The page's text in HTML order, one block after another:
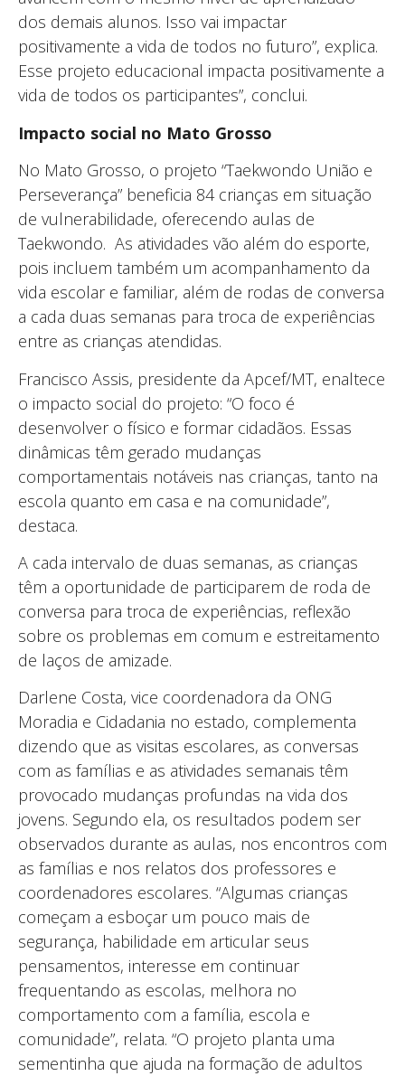
dos demais alunos. Isso vai impactar
positivamente a vida de todos no futuro”, explica.
Esse projeto educacional impacta positivamente a
vida de todos os participantes”, conclui.
Impacto social no Mato Grosso
No Mato Grosso, o projeto “Taekwondo União e
Perseverança” beneficia 84 crianças em situação
de vulnerabilidade, oferecendo aulas de
Taekwondo. As atividades vão além do esporte,
pois incluem também um acompanhamento da
vida escolar e familiar, além de rodas de conversa
a cada duas semanas para troca de experiências
entre as crianças atendidas.
Francisco Assis, presidente da Apcef/MT, enaltece
o impacto social do projeto: “O foco é
desenvolver o físico e formar cidadãos. Essas
dinâmicas têm gerado mudanças
comportamentais notáveis nas crianças, tanto na
escola quanto em casa e na comunidade”,
destaca.
A cada intervalo de duas semanas, as crianças
têm a oportunidade de participarem de roda de
conversa para troca de experiências, reflexão
sobre os problemas em comum e estreitamento
de laços de amizade.
Darlene Costa, vice coordenadora da ONG
Moradia e Cidadania no estado, complementa
dizendo que as visitas escolares, as conversas
com as famílias e as atividades semanais têm
provocado mudanças profundas na vida dos
jovens. Segundo ela, os resultados podem ser
observados durante as aulas, nos encontros com
as famílias e nos relatos dos professores e
coordenadores escolares. “Algumas crianças
começam a esboçar um pouco mais de
segurança, habilidade em articular seus
pensamentos, interesse em continuar
frequentando as escolas, melhora no
comportamento com a família, escola e
comunidade”, relata. “O projeto planta uma
sementinha que ajuda na formação de adultos